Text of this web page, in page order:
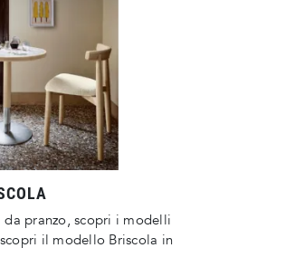
pranzo, scopri i modelli
il modello Briscola in